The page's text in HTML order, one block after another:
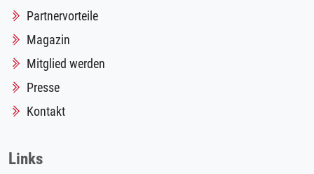
Partnervorteile
Magazin
Mitglied werden
Presse
Kontakt
Links